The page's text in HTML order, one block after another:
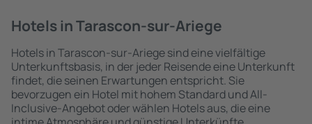
Hotels in Tarascon-sur-Ariege
Hotels in Tarascon-sur-Ariege sind eine vielfältige
Unterkunftsbasis, in der jeder Reisende eine Unterkunft
findet, die seinen Erwartungen entspricht. Sie
bevorzugen ein Hotel mit hohem Standard und All-
Inclusive-Angebot oder wählen Hotels aus, die eine